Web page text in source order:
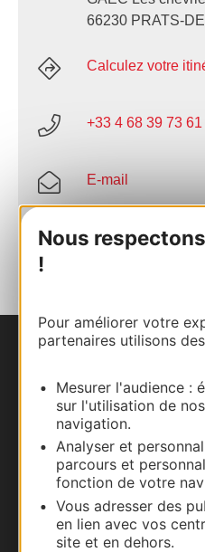
Nous
!
Pour améliorer votre
partenaires utilisons
Mesurer l'audience :
sur l'utilisation de
navigation.
Analyser et
parcours et
fonction de votre
Vous adresser des
en lien avec vos
site et en dehors.
66230 PRATS-
Calculez votre
+33 4 68 39 73 61
E-mail
AJOUTER
AU CARNET
Carte interactive
Documentation